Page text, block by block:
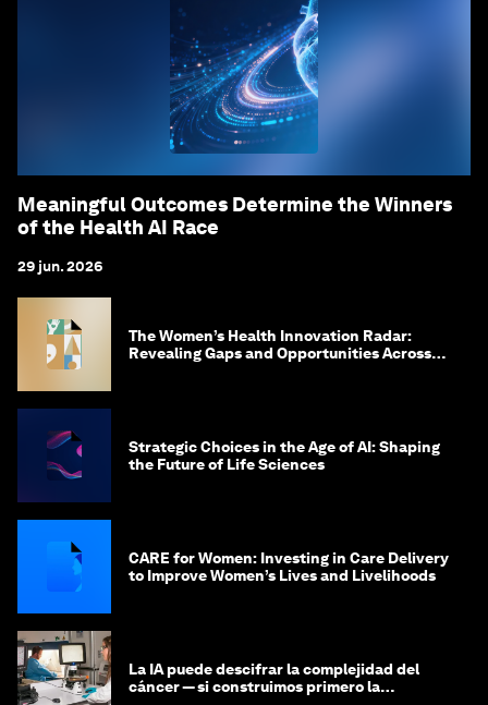
Meaningful Outcomes Determine the Winners
of the Health AI Race
29 jun. 2026
The Women’s Health Innovation Radar:
Revealing Gaps and Opportunities Across
Strategic Choices in the Age of AI: Shaping
the Future of Life Sciences
CARE for Women: Investing in Care Delivery
to Improve Women’s Lives and Livelihoods
La IA puede descifrar la complejidad del
cáncer — si construimos primero la